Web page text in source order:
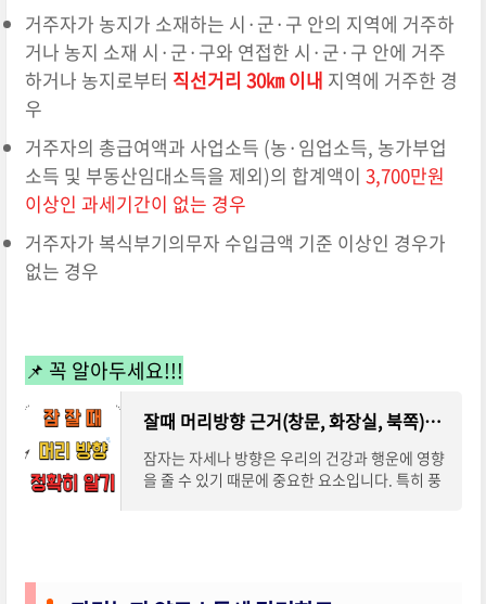
거주자가 농지가 소재하는 시·군·구 안의 지역에 거주하
거나 농지 소재 시·군·구와 연접한 시·군·구 안에 거주
하거나 농지로부터 직선거리 30㎞ 이내 지역에 거주한 경
우
거주자의 총급여액과 사업소득 (농·임업소득, 농가부업
소득 및 부동산임대소득을 제외)의 합계액이 3,700만원
이상인 과세기간이 없는 경우
거주자가 복식부기의무자 수입금액 기준 이상인 경우가
없는 경우
📌 꼭 알아두세요!!!
잘때 머리방향 근거(창문, 화장실, 북쪽)와 좋은 방향
잠자는 자세나 방향은 우리의 건강과 행운에 영향
을 줄 수 있기 때문에 중요한 요소입니다. 특히 풍